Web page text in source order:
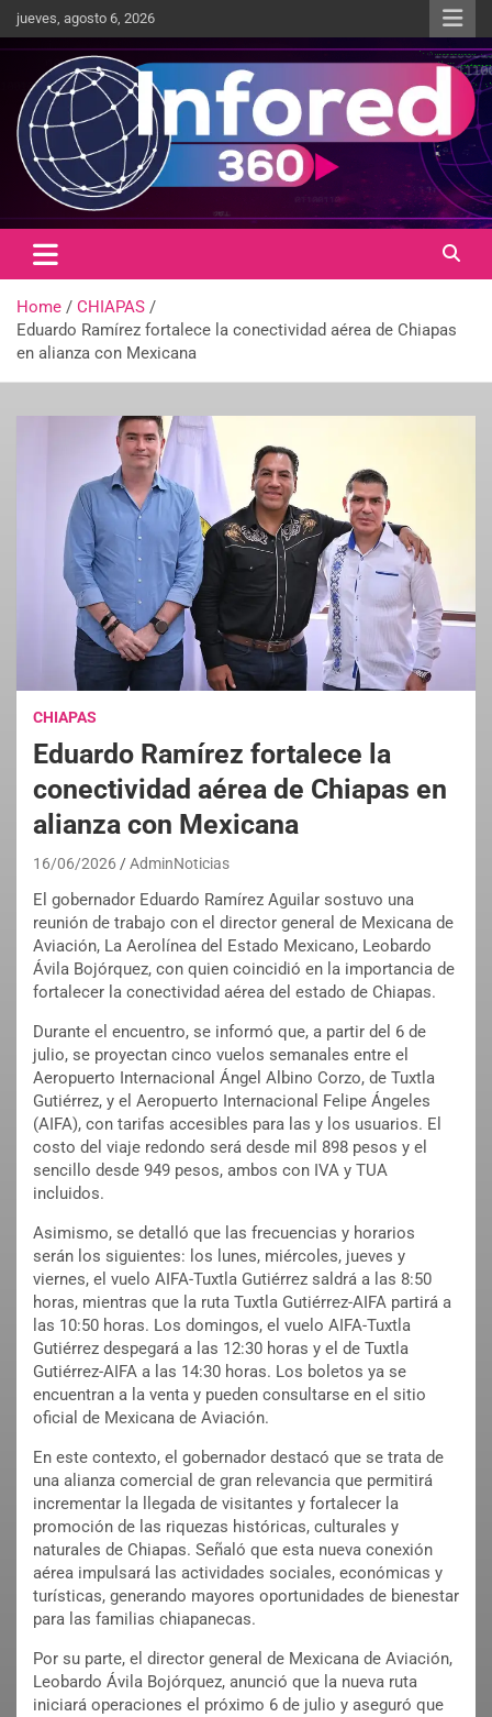
jueves, agosto 6, 2026
infored360.mx
Un giro en la información
Home
CHIAPAS
Eduardo Ramírez fortalece la conectividad aérea de Chiapas
en alianza con Mexicana
CHIAPAS
Eduardo Ramírez fortalece la
conectividad aérea de Chiapas en
alianza con Mexicana
16/06/2026 AdminNoticias
El gobernador Eduardo Ramírez Aguilar sostuvo una
reunión de trabajo con el director general de Mexicana de
Aviación, La Aerolínea del Estado Mexicano, Leobardo
Ávila Bojórquez, con quien coincidió en la importancia de
fortalecer la conectividad aérea del estado de Chiapas.
Durante el encuentro, se informó que, a partir del 6 de
julio, se proyectan cinco vuelos semanales entre el
Aeropuerto Internacional Ángel Albino Corzo, de Tuxtla
Gutiérrez, y el Aeropuerto Internacional Felipe Ángeles
(AIFA), con tarifas accesibles para las y los usuarios. El
costo del viaje redondo será desde mil 898 pesos y el
sencillo desde 949 pesos, ambos con IVA y TUA
incluidos.
Asimismo, se detalló que las frecuencias y horarios
serán los siguientes: los lunes, miércoles, jueves y
viernes, el vuelo AIFA-Tuxtla Gutiérrez saldrá a las 8:50
horas, mientras que la ruta Tuxtla Gutiérrez-AIFA partirá a
las 10:50 horas. Los domingos, el vuelo AIFA-Tuxtla
Gutiérrez despegará a las 12:30 horas y el de Tuxtla
Gutiérrez-AIFA a las 14:30 horas. Los boletos ya se
encuentran a la venta y pueden consultarse en el sitio
oficial de Mexicana de Aviación.
En este contexto, el gobernador destacó que se trata de
una alianza comercial de gran relevancia que permitirá
incrementar la llegada de visitantes y fortalecer la
promoción de las riquezas históricas, culturales y
naturales de Chiapas. Señaló que esta nueva conexión
aérea impulsará las actividades sociales, económicas y
turísticas, generando mayores oportunidades de bienestar
para las familias chiapanecas.
Por su parte, el director general de Mexicana de Aviación,
Leobardo Ávila Bojórquez, anunció que la nueva ruta
iniciará operaciones el próximo 6 de julio y aseguró que